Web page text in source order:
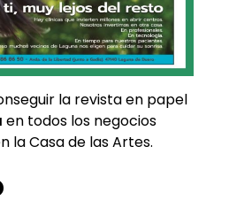
la revista en papel
en todos los negocios
la Casa de las Artes.